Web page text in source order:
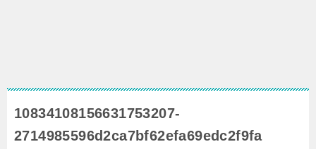
10834108156631753207-
2714985596d2ca7bf62efa69edc2f9fa